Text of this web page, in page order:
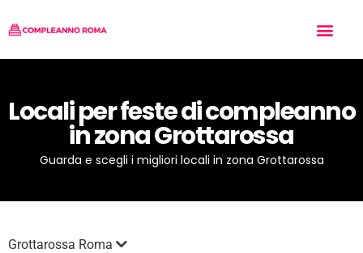
Locali per feste di compleanno
in zona Grottarossa
Guarda e scegli i migliori locali in zona Grottarossa
Grottarossa Roma